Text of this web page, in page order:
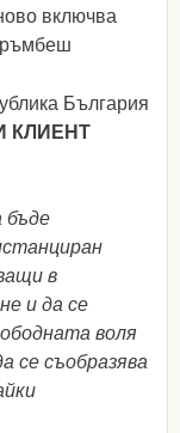
включва
България
КЛИЕНТ
бъде
в
и да се
воля
се съобразява